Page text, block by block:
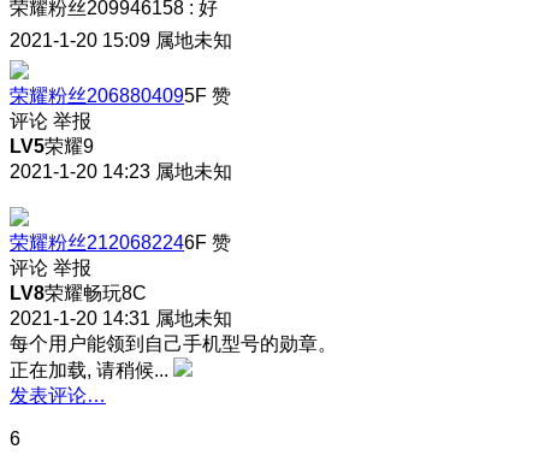
荣耀粉丝209946158 : 好
2021-1-20 15:09 属地未知
荣耀粉丝2068804095F 赞
评论 举报
LV5荣耀9
2021-1-20 14:23 属地未知
荣耀粉丝2120682246F 赞
评论 举报
LV8荣耀畅玩8C
2021-1-20 14:31 属地未知
每个用户能领到自己手机型号的勋章。
正在加载, 请稍候...
发表评论…
6